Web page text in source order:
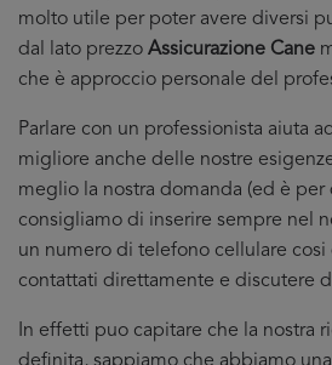
molto utile per poter avere diversi
dal lato prezzo Assicurazione Cane
che è approccio personale del
Parlare con un professionista aiuta
migliore anche delle nostre
meglio la nostra domanda (ed è per
consigliamo di inserire sempre nel
un numero di telefono cellulare cosi
contattati direttamente e discutere
In effetti puo capitare che la nostra